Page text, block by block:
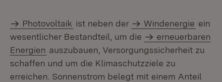
Photovoltaik ist neben der Windenergie ein
wesentlicher Bestandteil, um die
er­neuerbaren
Energien auszubauen, Versorgungssicherheit zu
schaffen und um die Klimaschutzziele zu
erreichen. Sonnenstrom belegt mit einem Anteil